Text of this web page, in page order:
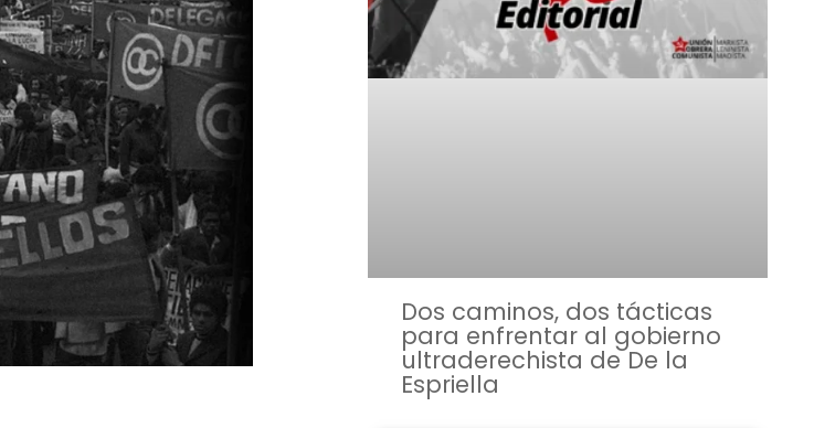
Dos caminos, dos tácticas
para enfrentar al gobierno
ultraderechista de De la
Espriella